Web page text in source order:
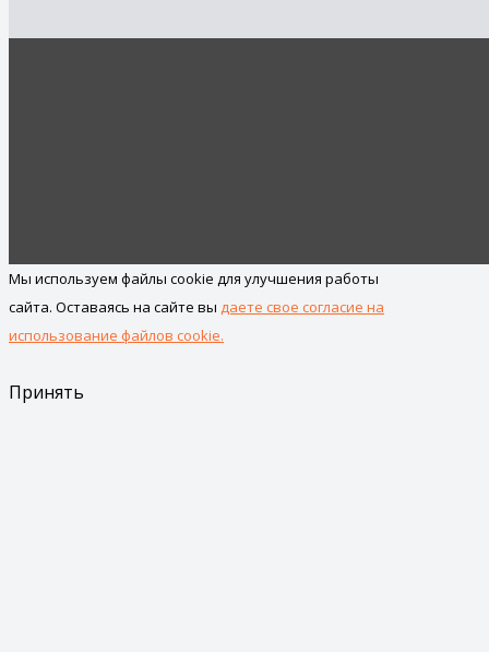
Мы используем файлы cookie для улучшения работы
сайта. Оставаясь на сайте вы даете свое согласие на
использование файлов cookie.
Принять